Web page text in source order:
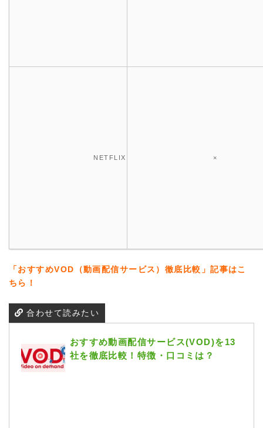
NETFLIX ×
「おすすめVOD（動画配信サービス）徹底比較」記事はこ
ちら！
合わせて読みたい
おすすめ動画配信サービス(VOD)を13
社を徹底比較！特徴・口コミは？